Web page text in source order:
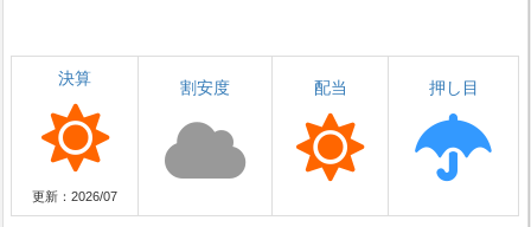
決算
更新：2026/07
割安度 配当 押し目